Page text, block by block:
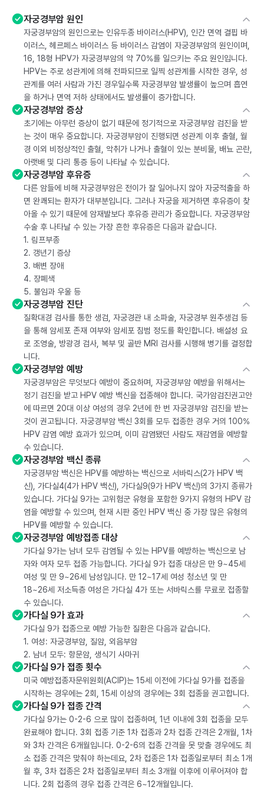
자궁경부암 원인
자궁경부암의 원인으로는 인유두종 바이러스(HPV), 인간 면역 결핍 바
이러스, 헤르페스 바이러스 등 바이러스 감염이 자궁경부암의 원인이며,
16, 18형 HPV가 자궁경부암의 약 70%를 일으키는 주요 원인입니다.
HPV는 주로 성관계에 의해 전파되므로 일찍 성관계를 시작한 경우, 성
관계를 여러 사람과 가진 경우일수록 자궁경부암 발생률이 높으며 흡연
을 하거나 면역 저하 상태에서도 발생률이 증가합니다.
자궁경부암 증상
초기에는 아무런 증상이 없기 때문에 정기적으로 자궁경부암 검진을 받
는 것이 매우 중요합니다. 자궁경부암이 진행되면 성관계 이후 출혈, 월
경 이외 비정상적인 출혈, 악취가 나거나 출혈이 있는 분비물, 배뇨 곤란,
아랫배 및 다리 통증 등이 나타날 수 있습니다.
자궁경부암 후유증
다른 암들에 비해 자궁경부암은 전이가 잘 일어나지 않아 자궁적출을 하
면 완쾌되는 환자가 대부분입니다. 그러나 자궁을 제거하면 후유증이 찾
아올 수 있기 때문에 암재발보다 후유증 관리가 중요합니다. 자궁경부암
수술 후 나타날 수 있는 가장 흔한 후유증은 다음과 같습니다.
1. 림프부종
2. 갱년기 증상
3. 배변 장애
4. 장폐색
5. 불임과 우울 등
자궁경부암 진단
질확대경 검사를 통한 생검, 자궁경관 내 소파술, 자궁경부 원추생검 등
을 통해 암세포 존재 여부와 암세포 침범 정도를 확인합니다. 배설성 요
로 조영술, 방광경 검사, 복부 및 골반 MRI 검사를 시행해 병기를 결정합
니다.
자궁경부암 예방
자궁경부암은 무엇보다 예방이 중요하며, 자궁경부암 예방을 위해서는
정기 검진을 받고 HPV 예방 백신을 접종해야 합니다. 국가암검진권고안
에 따르면 20대 이상 여성의 경우 2년에 한 번 자궁경부암 검진을 받는
것이 권고됩니다. 자궁경부암 백신 3회를 모두 접종한 경우 거의 100%
HPV 감염 예방 효과가 있으며, 이미 감염됐던 사람도 재감염을 예방할
수 있습니다.
자궁경부암 백신 종류
자궁경부암 백신은 HPV를 예방하는 백신으로 서바릭스(2가 HPV 백
신), 가다실4(4가 HPV 백신), 가다실9(9가 HPV 백신)의 3가지 종류가
있습니다. 가다실 9가는 고위험군 유형을 포함한 9가지 유형의 HPV 감
염을 예방할 수 있으며, 현재 시판 중인 HPV 백신 중 가장 많은 유형의
HPV를 예방할 수 있습니다.
자궁경부암 예방접종 대상
가다실 9가는 남녀 모두 감염될 수 있는 HPV를 예방하는 백신으로 남
자와 여자 모두 접종 가능합니다. 가다실 9가 접종 대상은 만 9~45세
여성 및 만 9~26세 남성입니다. 만 12~17세 여성 청소년 및 만
18~26세 저소득층 여성은 가다실 4가 또는 서바릭스를 무료로 접종할
수 있습니다.
가다실 9가 효과
가다실 9가 접종으로 예방 가능한 질환은 다음과 같습니다.
1. 여성: 자궁경부암, 질암, 외음부암
2. 남녀 모두: 항문암, 생식기 사마귀
가다실 9가 접종 횟수
미국 예방접종자문위원회(ACIP)는 15세 이전에 가다실 9가를 접종을
시작하는 경우에는 2회, 15세 이상의 경우에는 3회 접종을 권고합니다.
가다실 9가 접종 간격
가다실 9가는 0-2-6 으로 많이 접종하며, 1년 이내에 3회 접종을 모두
완료해야 합니다. 3회 접종 기준 1차 접종과 2차 접종 간격은 2개월, 1차
와 3차 간격은 6개월입니다. 0-2-6의 접종 간격을 못 맞출 경우에도 최
소 접종 간격은 맞춰야 하는데요, 2차 접종은 1차 접종일로부터 최소 1개
월 후, 3차 접종은 2차 접종일로부터 최소 3개월 이후에 이루어져야 합
니다. 2회 접종의 경우 접종 간격은 6~12개월입니다.